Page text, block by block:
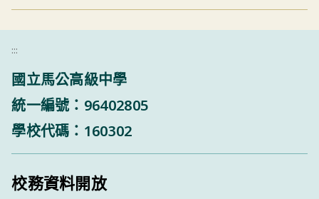
:::
國立馬公高級中學
統一編號：96402805
學校代碼：160302
校務資料開放